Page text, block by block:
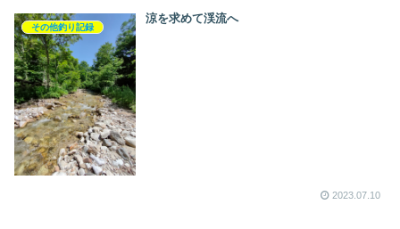
その他釣り記録
涼を求めて渓流へ
2023.07.10